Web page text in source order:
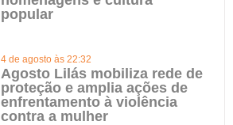
popular
4 de agosto às 22:32
Agosto Lilás mobiliza rede de
proteção e amplia ações de
enfrentamento à violência
contra a mulher